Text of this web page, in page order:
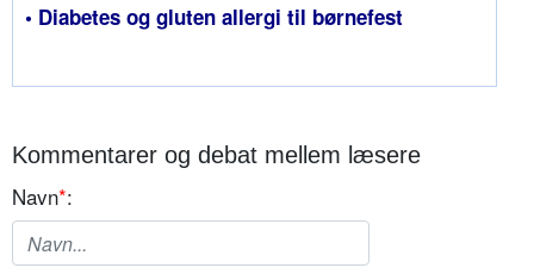
• Diabetes og gluten allergi til børnefest
Kommentarer og debat mellem læsere
Navn*: